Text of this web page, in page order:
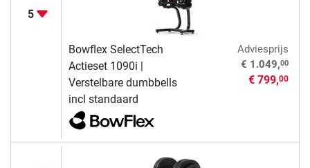
5
Bowflex SelectTech
Actieset 1090i |
Verstelbare dumbbells
incl standaard
Adviesprijs
€ 1.049,00
€ 799,00